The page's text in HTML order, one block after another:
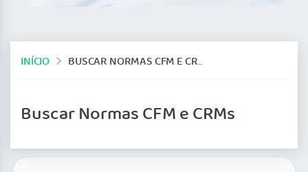
INÍCIO BUSCAR NORMAS CFM E CRMS
Buscar Normas CFM e CRMs